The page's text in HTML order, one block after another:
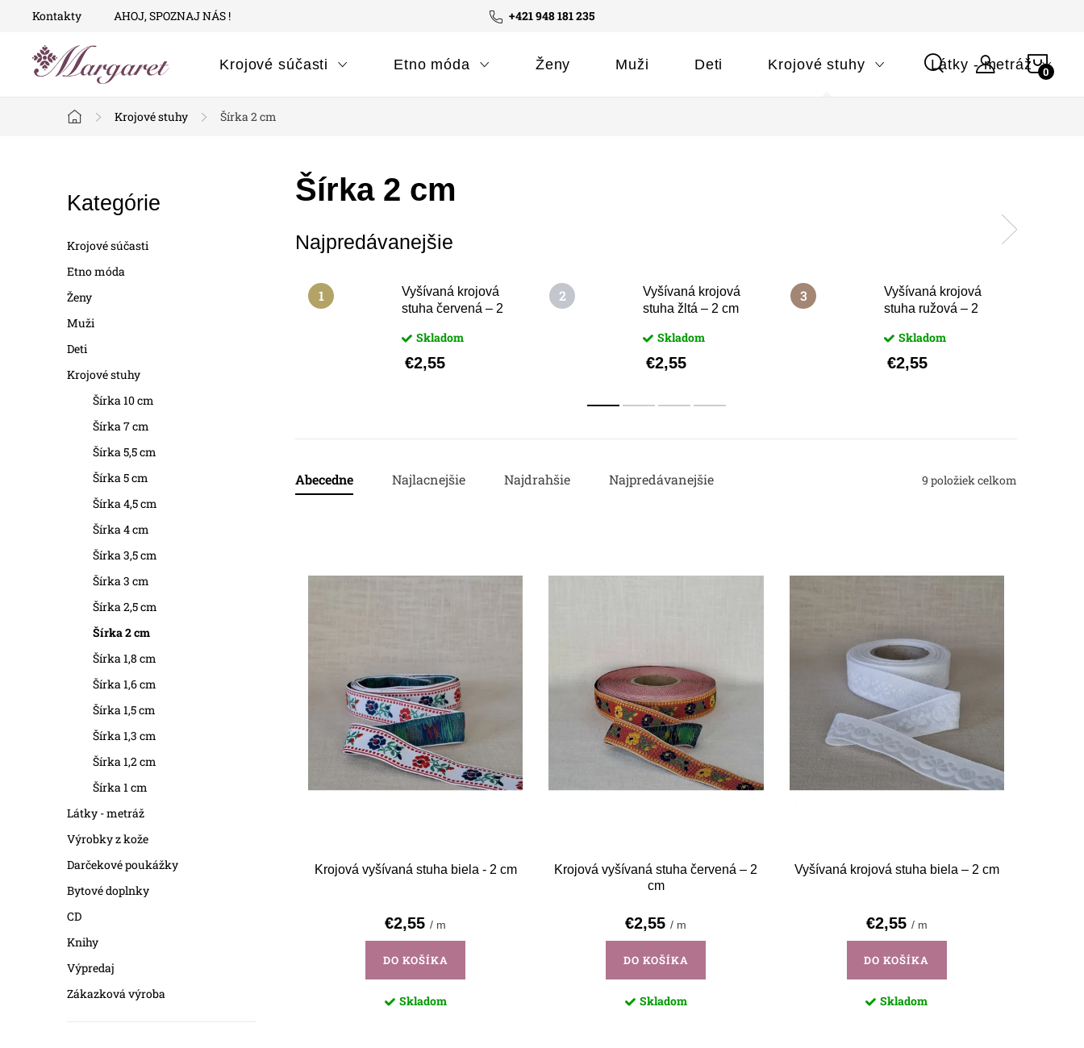
Prejsť
+421 948 181 235
Kontakty AHOJ, SPOZNAJ NÁS !
Krojové súčasti Etno móda Ženy Muži Deti Krojové stuhy Látky - metráž
Domov
Krojové stuhy Šírka 2 cm
o
č
n
ý
p
a
Preskočiť
kategórie
Kategórie
Krojové súčasti
Etno móda
Ženy
Muži
Deti
Krojové stuhy
Šírka 10 cm
Šírka 7 cm
Šírka 5,5 cm
Šírka 5 cm
Šírka 4,5 cm
Šírka 4 cm
Šírka 3,5 cm
Šírka 3 cm
Šírka 2,5 cm
Šírka 2 cm
Šírka 1,8 cm
Šírka 1,6 cm
Šírka 1,5 cm
Šírka 1,3 cm
Šírka 1,2 cm
Šírka 1 cm
Látky - metráž
Výrobky z kože
Darčekové poukážky
Bytové doplnky
CD
Knihy
Výpredaj
Zákazková výroba
Šírka 2 cm
Najpredávanejšie
Vyšívaná krojová
stuha červená – 2
Skladom
€2,55
Vyšívaná krojová
stuha žltá – 2 cm
Skladom
€2,55
Vyšívaná krojová
stuha ružová – 2
Skladom
€2,55
R
e
d
Abecedne Najlacnejšie Najdrahšie Najpredávanejšie 9 položiek celkom
d
Krojová vyšívaná stuha biela - 2 cm
€2,55/ m
DO KOŠÍKA
Skladom
Krojová vyšívaná stuha červená – 2
cm
€2,55/ m
DO KOŠÍKA
Skladom
Vyšívaná krojová stuha biela – 2 cm
€2,55 / m
DO KOŠÍKA
Skladom